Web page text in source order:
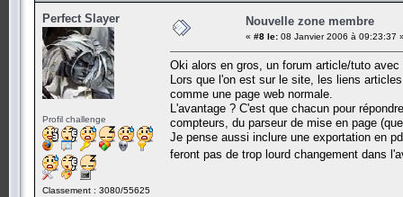
Perfect Slayer
Profil challenge
Classement : 3080/55625
Nouvelle zone membre
« #8 le: 08 Janvier 2006 à 09:23:37
Oki alors en gros, un forum article/tuto
Lors que l'on est sur le site, les liens
comme une page web normale.
L'avantage ? C'est que chacun pour
compteurs, du parseur de mise en page
Je pense aussi inclure une exportation en
feront pas de trop lourd changement dans